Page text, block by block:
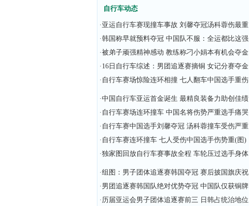
自行车动态
· 亚运自行车赛现撞车事故 刘馨夺冠汤科蓉伤最重
·韩国称早就预料夺冠 中国队不服：全运都比这强
·被弟子顽强精神感动 教练称刁小娟本有机会夺金
· 16日自行车综述：男团追逐赛摘铜 女记分赛夺金
· 自行车赛场惊险连环相撞 七人翻车中国选手重伤
·中国自行车亚运首金诞生 最精良装备力助创佳绩
· 自行车赛场连环撞车 中国名将伤势严重选手痛哭
· 自行车赛中国选手刘馨夺冠 汤科蓉撞车受伤严重
· 自行车赛连环撞车 七人受伤中国选手伤势重(图)
·独家图回放自行车赛事故全程 车轮压过选手身体
·组图：男子团体追逐赛韩国夺冠 赛后披国旗庆祝
· 男团追逐赛韩国队绝对优势夺冠 中国队仅获铜牌
· 历届亚运会男子团体追逐赛前三 日韩占统治地位